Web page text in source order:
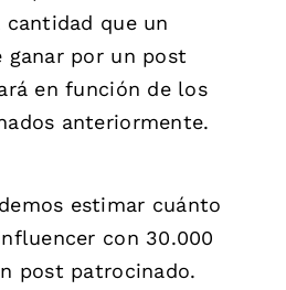
cantidad que un
ganar por un post
en función de los
anteriormente.
estimar cuánto
con 30.000
post patrocinado.